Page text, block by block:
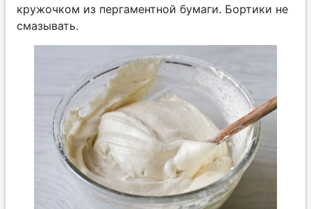
кружочком из пергаментной бумаги. Бортики не
смазывать.